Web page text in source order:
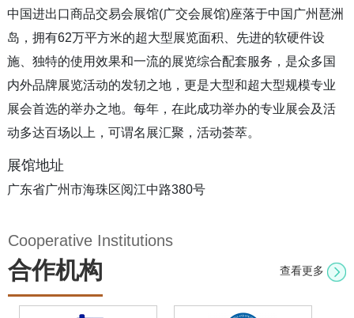
中国进出口商品交易会展馆(广交会展馆)座落于中国广州琶洲
岛，拥有62万平方米的超大型展览面积、先进的软硬件设
施、独特的使用效果和一流的展览综合配套服务，是众多国
内外品牌展览活动的发轫之地，更是大型和超大型规模专业
展会首选的举办之地。每年，在此成功举办的专业展会及活
动多达百场以上，可谓名展汇聚，活动荟萃。
展馆地址
广东省广州市海珠区阅江中路380号
Cooperative Institutions
合作机构 查看更多